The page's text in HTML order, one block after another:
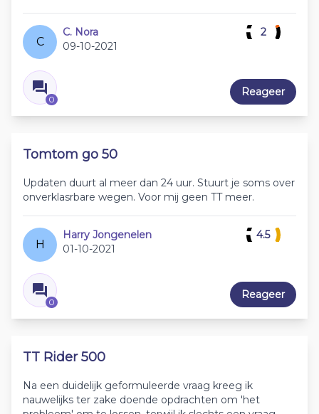
C
C. Nora
09-10-2021
0
2
Reageer
Tomtom go 50
Updaten duurt al meer dan 24 uur. Stuurt je soms over
onverklasrbare wegen. Voor mij geen TT meer.
H
Harry Jongenelen
01-10-2021
0
4.5
Reageer
TT Rider 500
Na een duidelijk geformuleerde vraag kreeg ik
nauwelijks ter zake doende opdrachten om 'het